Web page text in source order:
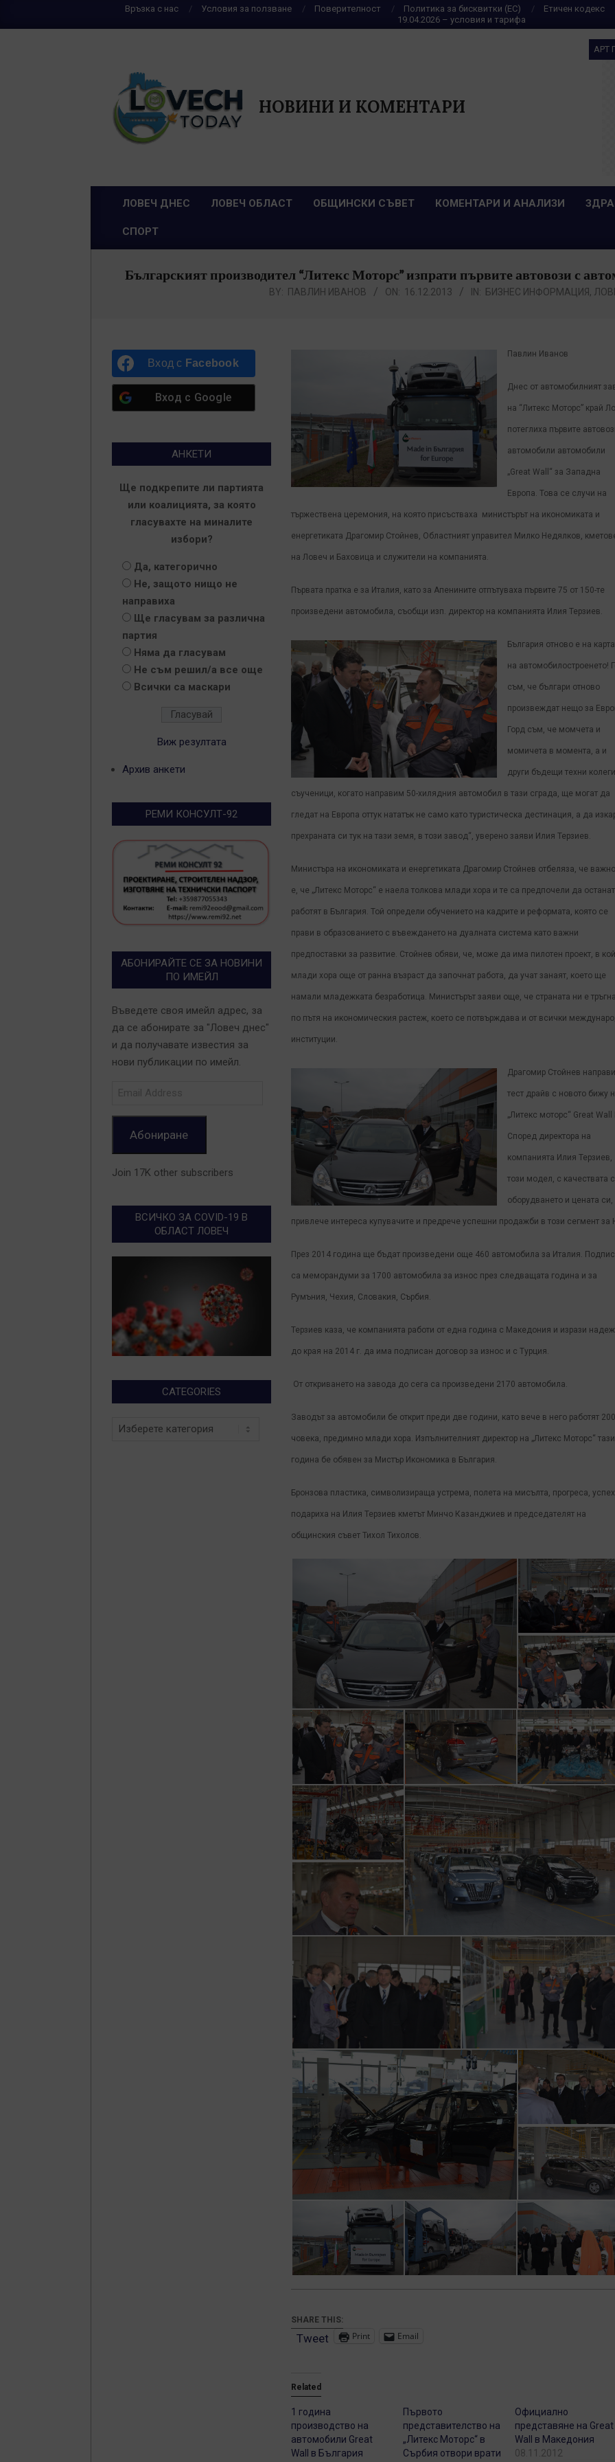
Връзка с нас Условия за ползване Поверителност Политика за бисквитки (ЕС) Етичен кодекс
19.04.2026 – условия и тарифа
НОВИНИ И КОМЕНТАРИ
АРТ
Primary
ЛОВЕЧ ДНЕС ЛОВЕЧ ОБЛАСТ ОБЩИНСКИ СЪВЕТ КОМЕНТАРИ И АНАЛИЗИ
СПОРТ
Българският производител “Литекс Моторс” изпрати първите автовози с
BY: ПАВЛИН ИВАНОВ ON: 16.12.2013 IN: БИЗНЕС ИНФОРМАЦИЯ,
Павлин Иванов
Днес от автомобилният
на “Литекс Моторс” край
потеглиха първите
автомобили автомобили
„Great Wall“ за Западна
Европа. Това се случи на
тържествена церемония, на която присъстваха министърът на икономиката и
енергетиката Драгомир Стойнев, Областният управител Милко Недялков,
на Ловеч и Баховица и служители на компанията.
Първата пратка е за Италия, като за Апенините отпътуваха първите 75 от 150-те
произведени автомобила, съобщи изп. директор на компанията Илия Терзиев.
България отново е на
на автомобилостроенето!
съм, че българи отново
произвеждат нещо за
Горд съм, че момчета и
момичета в момента, а и
други бъдещи техни
съученици, когато направим 50-хилядния автомобил в тази сграда, ще могат да
гледат на Европа оттук нататък не само като туристическа дестинация, а да
прехраната си тук на тази земя, в този завод“, уверено заяви Илия Терзиев.
Министъра на икономиката и енергетиката Драгомир Стойнев отбеляза, че
е, че „Литекс Моторс“ е наела толкова млади хора и те са предпочели да
работят в България. Той определи обучението на кадрите и реформата, която се
прави в образованието с въвеждането на дуалната система като важни
предпоставки за развитие. Стойнев обяви, че, може да има пилотен проект, в
млади хора още от ранна възраст да започнат работа, да учат занаят, което ще
намали младежката безработица. Министърът заяви още, че страната ни е
по пътя на икономическия растеж, което се потвърждава и от всички
институции.
Драгомир Стойнев направи
тест драйв с новото бижу
„Литекс моторс“ Great Wall
Според директора на
компанията Илия Терзиев,
този модел, с качествата
оборудването и цената
привлече интереса купувачите и предрече успешни продажби в този сегмент за
През 2014 година ще бъдат произведени още 460 автомобила за Италия.
са меморандуми за 1700 автомобила за износ през следващата година и за
Румъния, Чехия, Словакия, Сърбия.
Терзиев каза, че компанията работи от една година с Македония и изрази
до края на 2014 г. да има подписан договор за износ и с Турция.
От откриването на завода до сега са произведени 2170 автомобила.
Заводът за автомобили бе открит преди две години, като вече в него работят 200
човека, предимно млади хора. Изпълнителният директор на „Литекс Моторс“ тази
година бе обявен за Мистър Икономика в България.
Бронзова пластика, символизираща устрема, полета на мисълта, прогреса,
подариха на Илия Терзиев кметът Минчо Казанджиев и председателят на
общинския съвет Тихол Тихолов.
SHARE THIS:
Tweet Print Email
Related
1 година
производство на
автомобили Great
Wall в България
Първото
представителство на
„Литекс Моторс“ в
Сърбия отвори врати
Официално
представяне на Great
Wall в Македония
08.11.2012
Вход с Facebook
Вход с Google
АНКЕТИ
Ще подкрепите ли партията
или коалицията, за която
гласувахте на миналите
избори?
Да, категорично
Не, защото нищо не
направиха
Ще гласувам за различна
партия
Няма да гласувам
Не съм решил/а все още
Всички са маскари
Виж резултата
Архив анкети
РЕМИ КОНСУЛТ-92
АБОНИРАЙТЕ СЕ ЗА НОВИНИ
ПО ИМЕЙЛ
Въведете своя имейл адрес, за
да се абонирате за "Ловеч днес"
и да получавате известия за
нови публикации по имейл.
Абониране
Join 17K other subscribers
ВСИЧКО ЗА COVID-19 В
ОБЛАСТ ЛОВЕЧ
CATEGORIES
Categories